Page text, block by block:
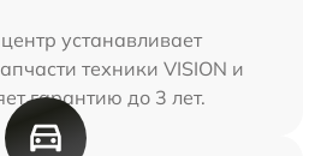
устанавливает
техники VISION и
гарантию до 3 лет.